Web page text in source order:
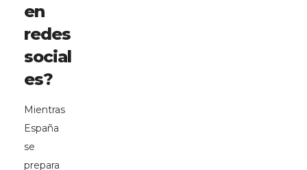
en
redes
social
es?
Mientras
España
se
prepara